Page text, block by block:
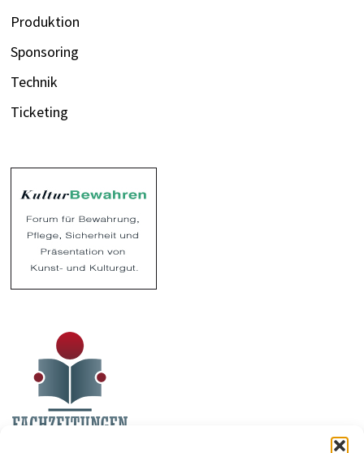
Produktion
Sponsoring
Technik
Ticketing